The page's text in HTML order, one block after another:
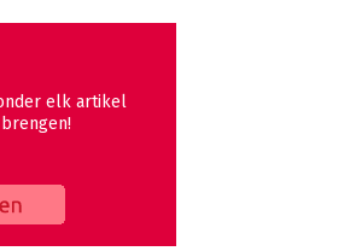
elk artikel